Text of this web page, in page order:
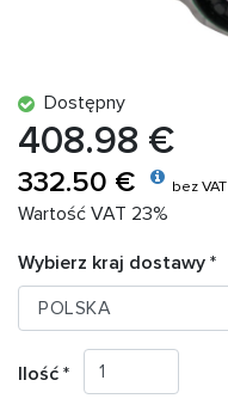
Dostępny
408.98 €
332.50 € bez VAT
Wartość VAT 23%
Wybierz kraj dostawy *
Ilość *